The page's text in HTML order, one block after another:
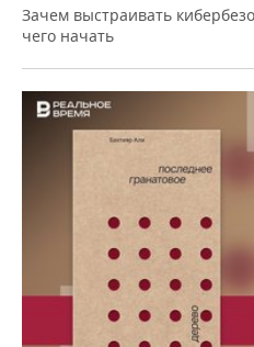
Зачем выстраивать
чего начать